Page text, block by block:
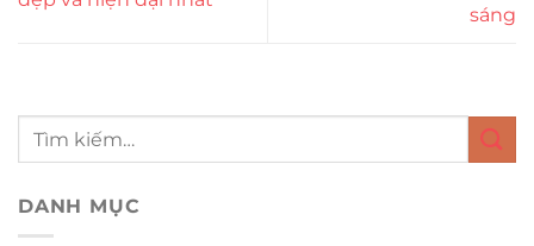
sáng
DANH MỤC